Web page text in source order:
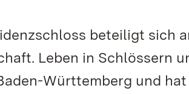
beteiligt sich
Leben in Schlössern
Württemberg und